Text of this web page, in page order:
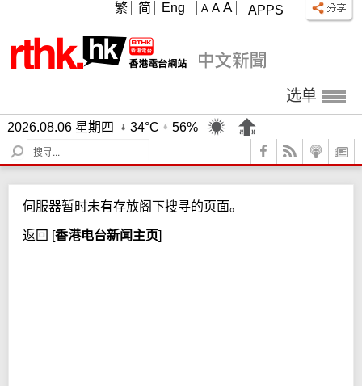
APPS
A A A
繁 简 Eng
选单
2026.08.06 星期四 34°C
56%
S
e
c
h
伺服器暂时未有存放阁下搜寻的页面。
返回 [香港电台新闻主页]